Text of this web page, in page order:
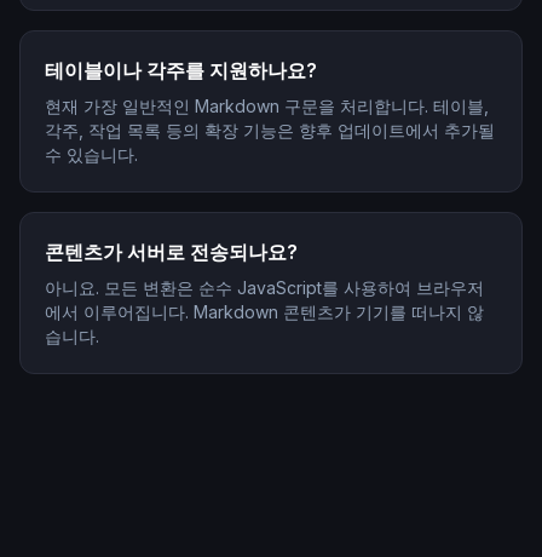
테이블이나 각주를 지원하나요?
현재 가장 일반적인 Markdown 구문을 처리합니다. 테이블,
각주, 작업 목록 등의 확장 기능은 향후 업데이트에서 추가될
수 있습니다.
콘텐츠가 서버로 전송되나요?
아니요. 모든 변환은 순수 JavaScript를 사용하여 브라우저
에서 이루어집니다. Markdown 콘텐츠가 기기를 떠나지 않
습니다.